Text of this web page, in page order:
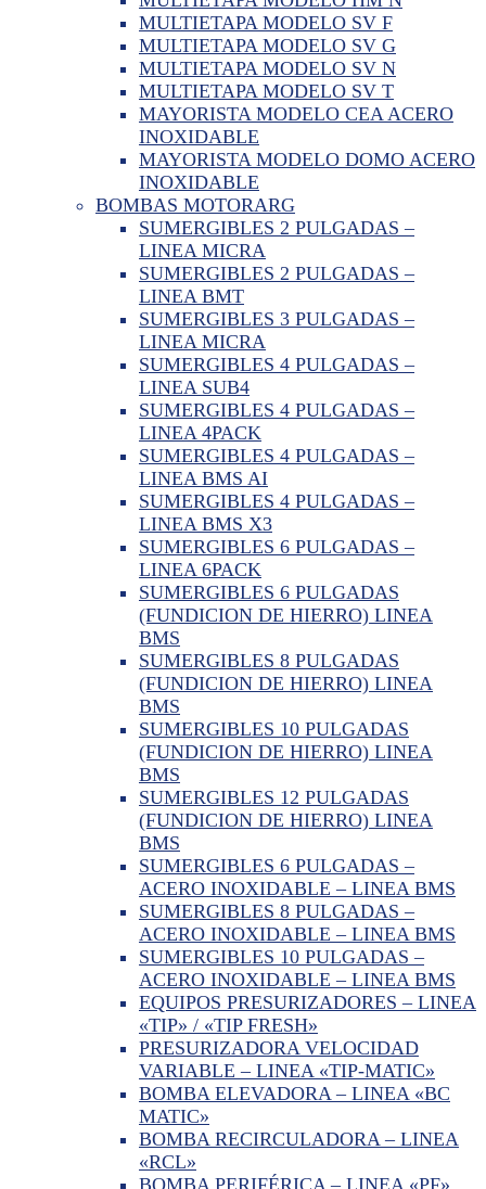
MULTIETAPA MODELO SV F
MULTIETAPA MODELO SV G
MULTIETAPA MODELO SV N
MULTIETAPA MODELO SV T
MAYORISTA MODELO CEA ACERO
INOXIDABLE
MAYORISTA MODELO DOMO ACERO
INOXIDABLE
BOMBAS MOTORARG
SUMERGIBLES 2 PULGADAS –
LINEA MICRA
SUMERGIBLES 2 PULGADAS –
LINEA BMT
SUMERGIBLES 3 PULGADAS –
LINEA MICRA
SUMERGIBLES 4 PULGADAS –
LINEA SUB4
SUMERGIBLES 4 PULGADAS –
LINEA 4PACK
SUMERGIBLES 4 PULGADAS –
LINEA BMS AI
SUMERGIBLES 4 PULGADAS –
LINEA BMS X3
SUMERGIBLES 6 PULGADAS –
LINEA 6PACK
SUMERGIBLES 6 PULGADAS
(FUNDICION DE HIERRO) LINEA
BMS
SUMERGIBLES 8 PULGADAS
(FUNDICION DE HIERRO) LINEA
BMS
SUMERGIBLES 10 PULGADAS
(FUNDICION DE HIERRO) LINEA
BMS
SUMERGIBLES 12 PULGADAS
(FUNDICION DE HIERRO) LINEA
BMS
SUMERGIBLES 6 PULGADAS –
ACERO INOXIDABLE – LINEA BMS
SUMERGIBLES 8 PULGADAS –
ACERO INOXIDABLE – LINEA BMS
SUMERGIBLES 10 PULGADAS –
ACERO INOXIDABLE – LINEA BMS
EQUIPOS PRESURIZADORES – LINEA
«TIP» / «TIP FRESH»
PRESURIZADORA VELOCIDAD
VARIABLE – LINEA «TIP-MATIC»
BOMBA ELEVADORA – LINEA «BC
MATIC»
BOMBA RECIRCULADORA – LINEA
«RCL»
BOMBA PERIFÉRICA – LINEA «PF»